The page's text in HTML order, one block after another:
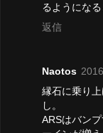
るようにな
返信
Naotos
縁石に乗り
し。
ARSはバン